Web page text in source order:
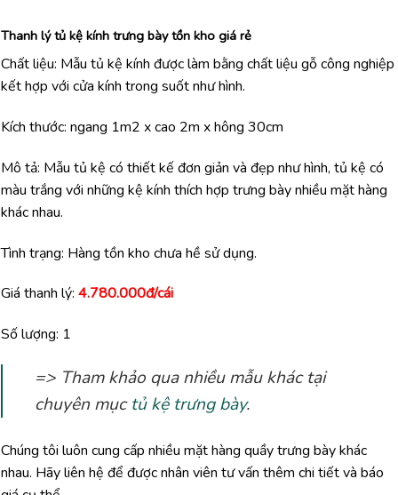
Thanh lý tủ kệ kính trưng bày tồn kho giá rẻ
Chất liệu: Mẫu tủ kệ kính được làm bằng chất liệu gỗ công nghiệp
kết hợp với cửa kính trong suốt như hình.
Kích thước: ngang 1m2 x cao 2m x hông 30cm
Mô tả: Mẫu tủ kệ có thiết kế đơn giản và đẹp như hình, tủ kệ có
màu trắng với những kệ kính thích hợp trưng bày nhiều mặt hàng
khác nhau.
Tình trạng: Hàng tồn kho chưa hề sử dụng.
Giá thanh lý: 4.780.000đ/cái
Số lượng: 1
=> Tham khảo qua nhiều mẫu khác tại
chuyên mụctủ kệ trưng bày.
Chúng tôi luôn cung cấp nhiều mặt hàng quầy trưng bày khác
nhau. Hãy liên hệ để được nhân viên tư vấn thêm chi tiết và báo